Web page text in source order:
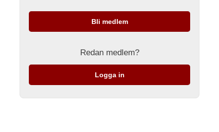
Bli medlem
Redan medlem?
Logga in